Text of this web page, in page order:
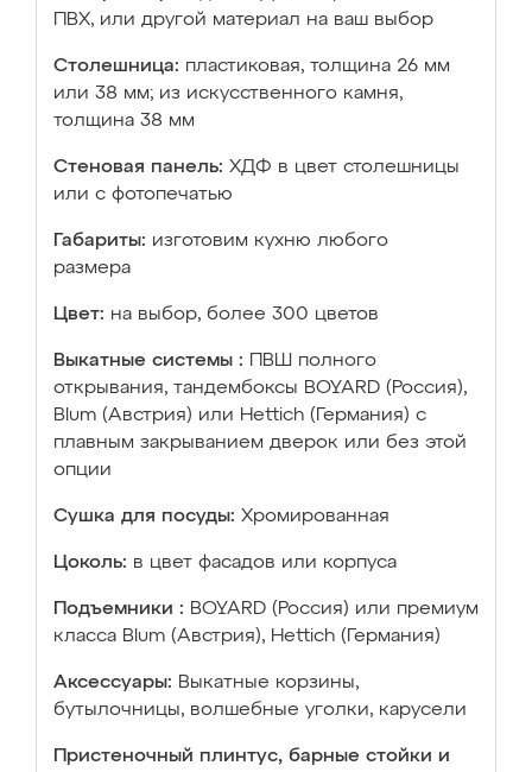
ПВХ, или другой материал на ваш выбор
Столешница: пластиковая, толщина 26 мм
или 38 мм; из искусственного камня,
толщина 38 мм
Стеновая панель: ХДФ в цвет столешницы
или с фотопечатью
Габариты: изготовим кухню любого
размера
Цвет: на выбор, более 300 цветов
Выкатные системы :
ПВШ полного
открывания, тандембоксы BOYARD (Россия),
Blum (Австрия) или Hettich (Германия) с
плавным закрыванием дверок или без этой
опции
Сушка для посуды: Хромированная
Цоколь: в цвет фасадов или корпуса
Подъемники : BOYARD (Россия) или премиум
класса Blum (Австрия), Hettich (Германия)
Аксессуары: Выкатные корзины,
бутылочницы, волшебные уголки, карусели
Пристеночный плинтус, барные стойки и